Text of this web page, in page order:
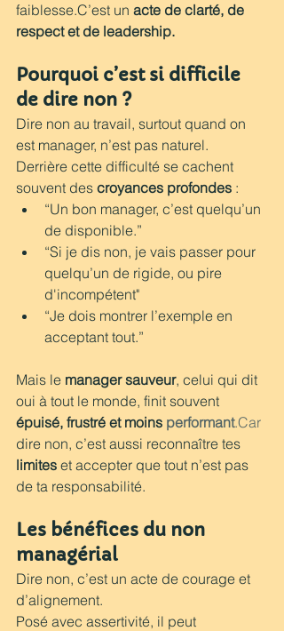
faiblesse.C’est un acte de clarté, de
respect et de leadership.
Pourquoi c’est si difficile
de dire non ?
Dire non au travail, surtout quand on
est manager, n’est pas naturel.
Derrière cette difficulté se cachent
souvent des croyances profondes :
“Un bon manager, c’est quelqu’un
de disponible.”
“Si je dis non, je vais passer pour
quelqu’un de rigide, ou pire
d'incompétent"
“Je dois montrer l’exemple en
acceptant tout.”
Mais le manager sauveur, celui qui dit
oui à tout le monde, finit souvent
épuisé, frustré et moins performant.Car
dire non, c’est aussi reconnaître tes
limites et accepter que tout n’est pas
de ta responsabilité.
Les bénéfices du non
managérial
Dire non, c’est un acte de courage et
d’alignement.
Posé avec assertivité, il peut